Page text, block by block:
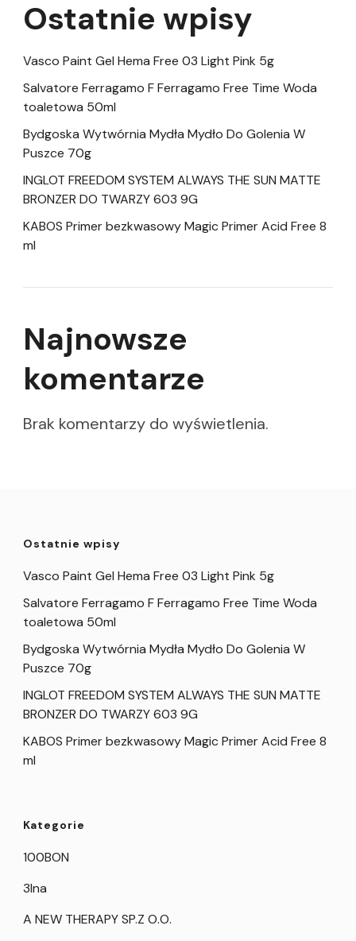
Ostatnie wpisy
Vasco Paint Gel Hema Free 03 Light Pink 5g
Salvatore Ferragamo F Ferragamo Free Time Woda
toaletowa 50ml
Bydgoska Wytwórnia Mydła Mydło Do Golenia W
Puszce 70g
INGLOT FREEDOM SYSTEM ALWAYS THE SUN MATTE
BRONZER DO TWARZY 603 9G
KABOS Primer bezkwasowy Magic Primer Acid Free 8
ml
Najnowsze
komentarze
Brak komentarzy do wyświetlenia.
Ostatnie wpisy
Vasco Paint Gel Hema Free 03 Light Pink 5g
Salvatore Ferragamo F Ferragamo Free Time Woda
toaletowa 50ml
Bydgoska Wytwórnia Mydła Mydło Do Golenia W
Puszce 70g
INGLOT FREEDOM SYSTEM ALWAYS THE SUN MATTE
BRONZER DO TWARZY 603 9G
KABOS Primer bezkwasowy Magic Primer Acid Free 8
ml
Kategorie
100BON
3Ina
A NEW THERAPY SP.Z O.O.